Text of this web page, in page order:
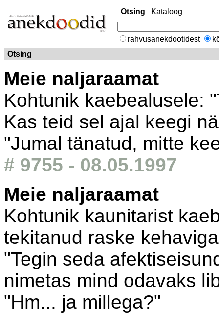
Otsing Kataloog
rahvusanekdootidest
Otsing
Meie naljaraamat
Kohtunik kaebealusele:
Kas teid sel ajal keegi
"Jumal tänatud, mitte
# 9755 - 08.05.1997
Meie naljaraamat
Kohtunik kaunitarist
tekitanud raske
"Tegin seda
nimetas mind odavaks
"Hm... ja millega?"